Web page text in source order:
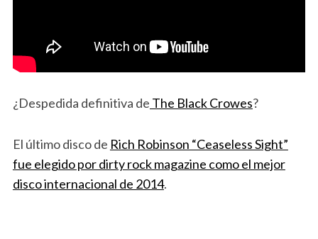
¿Despedida definitiva de The Black Crowes?
El último disco de Rich Robinson “Ceaseless Sight”
fue elegido por dirty rock magazine como el mejor
disco internacional de 2014.